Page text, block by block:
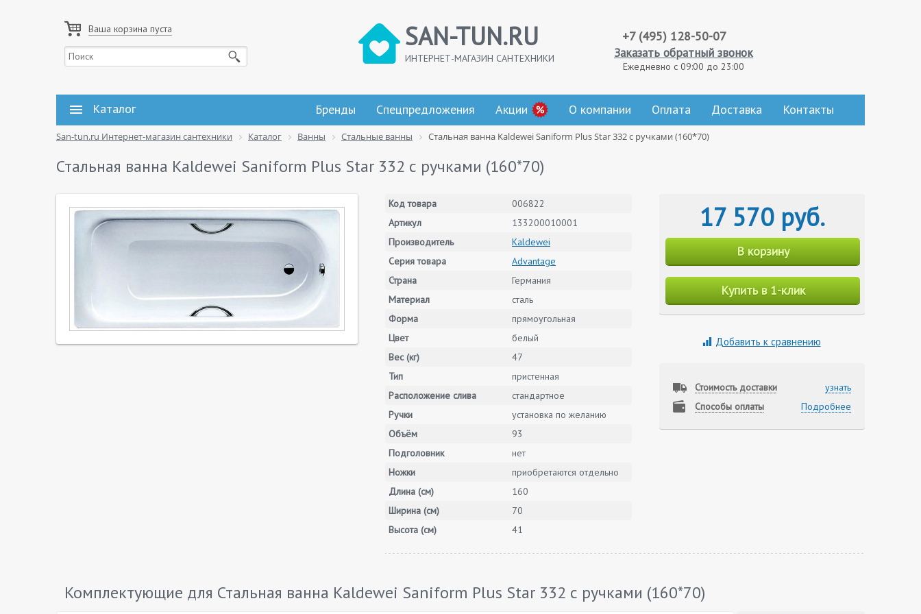
Ваша корзина пуста SAN-TUN.RU
ИНТЕРНЕТ-МАГАЗИН САНТЕХНИКИ
+7 (495) 128-50-07
Заказать обратный звонок
Ежедневно с 09:00 до 23:00
Каталог Бренды Спецпредложения Акции О компании Оплата Доставка Контакты
San-tun.ru Интернет-магазин сантехники Каталог Ванны Стальные ванны Стальная ванна Kaldewei Saniform Plus Star 332 с ручками (160*70)
Стальная ванна Kaldewei Saniform Plus Star 332 с ручками (160*70)
Код товара
006822
Артикул
133200010001
Производитель
Kaldewei
Серия товара
Advantage
Страна
Германия
Материал
сталь
Форма
прямоугольная
Цвет
белый
Вес (кг)
47
Тип
пристенная
Расположение слива
стандартное
Ручки
установка по желанию
Объём
93
Подголовник
нет
Ножки
приобретаются отдельно
Длина (см)
160
Ширина (см)
70
Высота (см)
41
17 570 руб.
В корзину
Купить в 1-клик
Добавить к сравнению
Стоимость доставки
узнать
Способы оплаты
Подробнее
Комплектующие для Стальная ванна Kaldewei Saniform Plus Star 332 с ручками (160*70)